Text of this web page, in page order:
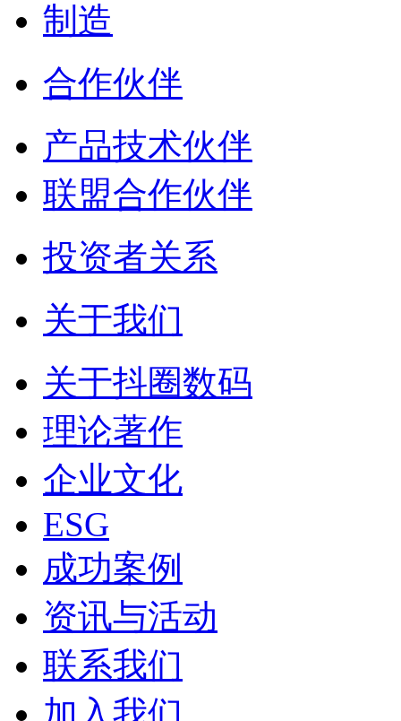
制造
合作伙伴
产品技术伙伴
联盟合作伙伴
投资者关系
关于我们
关于抖圈数码
理论著作
企业文化
ESG
成功案例
资讯与活动
联系我们